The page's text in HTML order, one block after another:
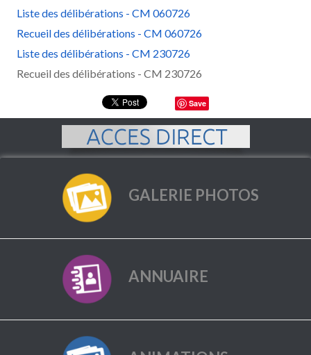
Liste des délibérations - CM 060726
Recueil des délibérations - CM 060726
Liste des délibérations - CM 230726
Recueil des délibérations - CM 230726
Save
GALERIE PHOTOS
ANNUAIRE